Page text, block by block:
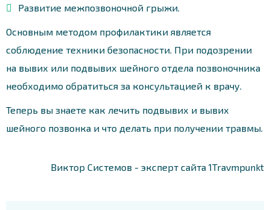
Развитие межпозвоночной грыжи.
Основным методом профилактики является
соблюдение техники безопасности. При подозрении
на вывих или подвывих шейного отдела позвоночника
необходимо обратиться за консультацией к врачу.
Теперь вы знаете как лечить подвывих и вывих
шейного позвонка и что делать при получении травмы.
Виктор Системов - эксперт сайта 1Travmpunkt